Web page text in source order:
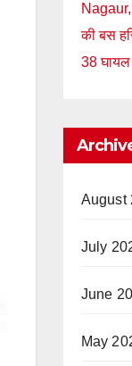
Nagaur,
की बस
38
August
July
June
May